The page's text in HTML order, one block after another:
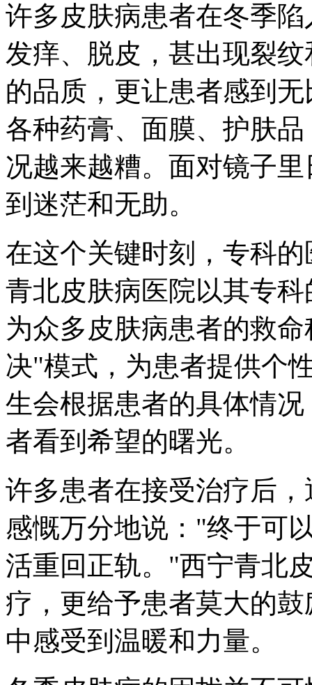
许多皮肤病患者在冬季
发痒、脱皮，甚出现裂
的品质，更让患者感到
各种药膏、面膜、护肤
况越来越糟。面对镜子
到迷茫和无助。
在这个关键时刻，专科
青北皮肤病医院以其专
为众多皮肤病患者的救
决"模式，为患者提供个
生会根据患者的具体情
者看到希望的曙光。
许多患者在接受治疗后
感慨万分地说："终于可
活重回正轨。"西宁青北
疗，更给予患者莫大的
中感受到温暖和力量。